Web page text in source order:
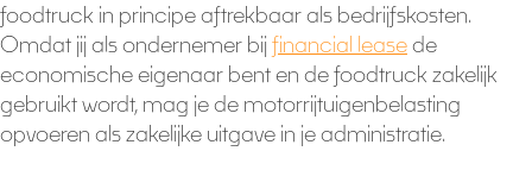
foodtruck in principe aftrekbaar als bedrijfskosten.
Omdat jij als ondernemer bij financial leasede
economische eigenaar bent en de foodtruck zakelijk
gebruikt wordt, mag je de motorrijtuigenbelasting
opvoeren als zakelijke uitgave in je administratie.